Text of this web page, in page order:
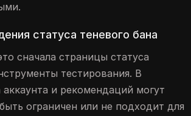
статуса теневого бана
сначала страницы статуса
тестирования. В
и рекомендаций могут
ограничен или не подходит для